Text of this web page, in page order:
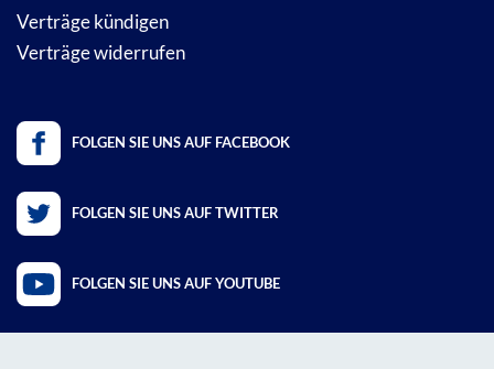
Verträge kündigen
Verträge widerrufen
FOLGEN SIE UNS AUF FACEBOOK
FOLGEN SIE UNS AUF TWITTER
FOLGEN SIE UNS AUF YOUTUBE